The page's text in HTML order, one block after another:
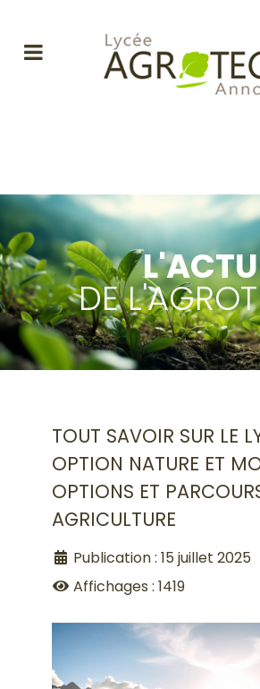
L'ACTU
DE
TOUT SAVOIR SUR LE
OPTION NATURE ET
OPTIONS ET
AGRICULTURE
Publication : 15 juillet 2025
Affichages : 1419